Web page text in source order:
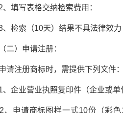
写表格交纳检索费用：
索（10天）结果不具法律效力
）申请注册：
注册商标时，需提供下列文件：
业营业执照复印件（企业或单
请商标图样一式10份（彩色